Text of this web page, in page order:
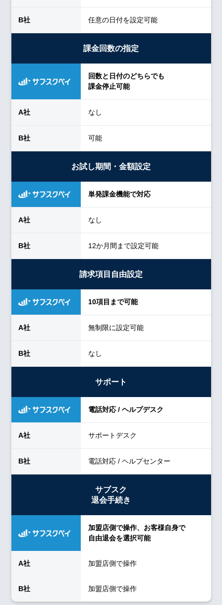
任意の日付を設定可能
課金回数の指定
回数と日付のどちらでも
課金停止可能
なし
可能
お試し期間・金額設定
単発課金機能で対応
なし
12か月間まで設定可能
請求項目自由設定
10項目まで可能
無制限に設定可能
なし
サポート
電話対応 / ヘルプデスク
サポートデスク
電話対応 / ヘルプセンター
サブスク
退会手続き
加盟店側で操作、お客様自身で
自由退会を選択可能
加盟店側で操作
加盟店側で操作